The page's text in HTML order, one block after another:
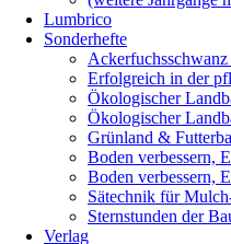
Lumbrico
Sonderhefte
Ackerfuchsschwanz
Erfolgreich in der
Ökologischer
Ökologischer
Grünland &
Boden verbessern,
Boden verbessern,
Sätechnik für
Sternstunden der
Verlag